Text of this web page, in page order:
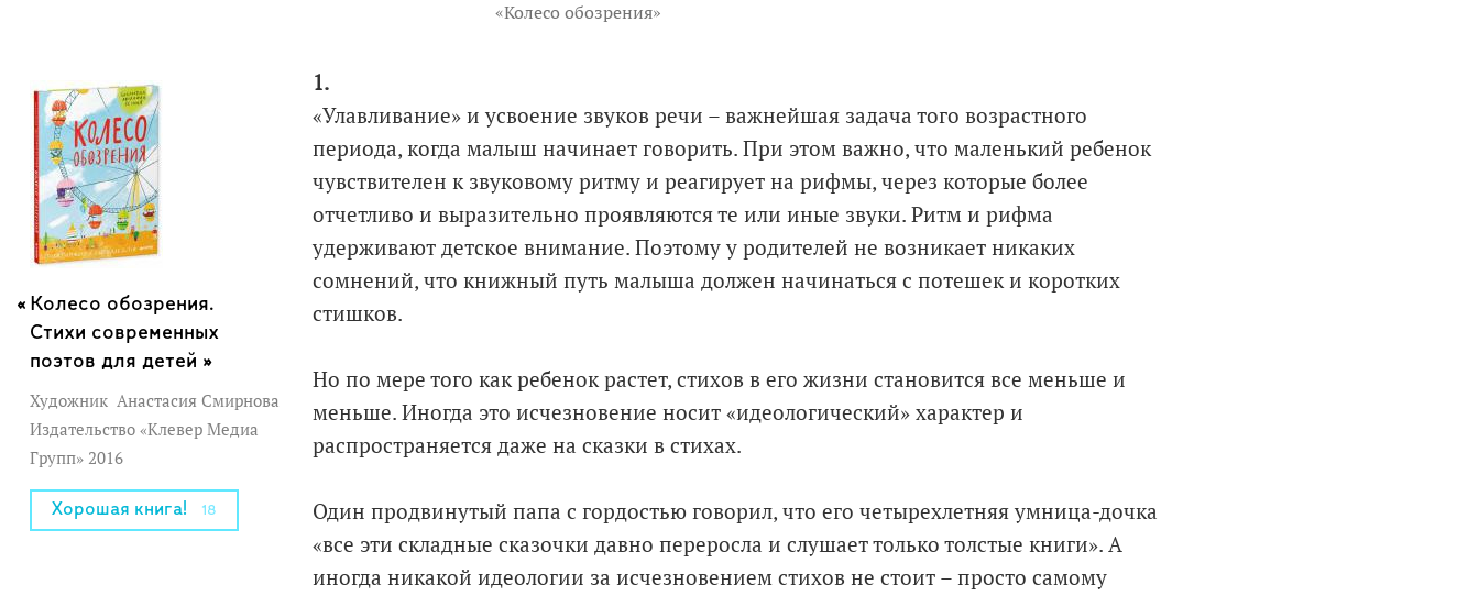
«Колесо обозрения»
Колесо обозрения.
Стихи современных
поэтов для детей »
Художник Анастасия Смирнова
Издательство «Клевер Медиа
Групп» 2016
Хорошая книга! 18
1.
«Улавливание» и усвоение звуков речи – важнейшая задача того возрастного
периода, когда малыш начинает говорить. При этом важно, что маленький ребенок
чувствителен к звуковому ритму и реагирует на рифмы, через которые более
отчетливо и выразительно проявляются те или иные звуки. Ритм и рифма
удерживают детское внимание. Поэтому у родителей не возникает никаких
сомнений, что книжный путь малыша должен начинаться с потешек и коротких
стишков.
Но по мере того как ребенок растет, стихов в его жизни становится все меньше и
меньше. Иногда это исчезновение носит «идеологический» характер и
распространяется даже на сказки в стихах.
Один продвинутый папа с гордостью говорил, что его четырехлетняя умница-дочка
«все эти складные сказочки давно переросла и слушает только толстые книги». А
иногда никакой идеологии за исчезновением стихов не стоит – просто самому